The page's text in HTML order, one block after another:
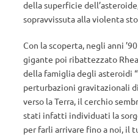
della superficie
sopravvissuta alla violenta
Con la scoperta, negli anni
gigante poi ribattezzato
della famiglia degli asteroidi
perturbazioni gravitazionali
verso la Terra, il cerchio
stati infatti individuati la
per farli arrivare fino a noi, il